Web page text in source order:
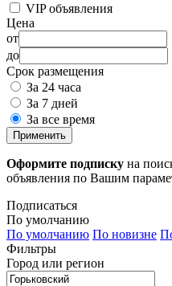
VIP объявления
Цена
от
до
Срок размещения
За 24 часа
За 7 дней
За все время
Применить
Оформите подписку на
объявления по Вашим
Подписаться
По умолчанию
По умолчанию По новизне
Фильтры
Город или регион